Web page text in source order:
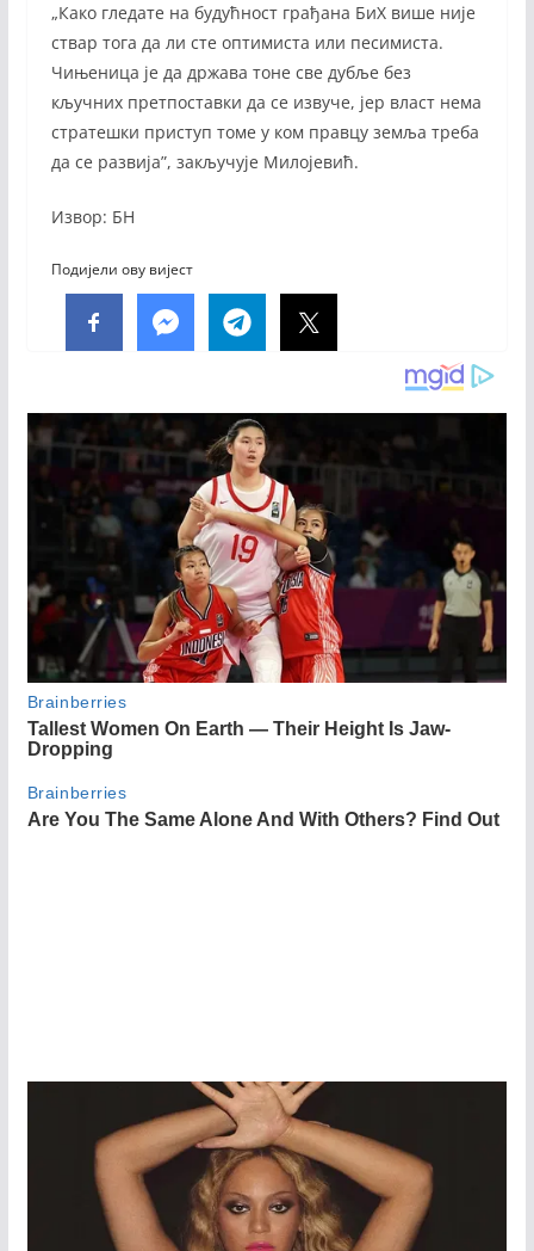
„Како гледате на будућност грађана БиХ више није
ствар тога да ли сте оптимиста или песимиста.
Чињеница је да држава тоне све дубље без
кључних претпоставки да се извуче, јер власт нема
стратешки приступ томе у ком правцу земља треба
да се развија”, закључује Милојевић.
Извор: БН
Подијели ову вијест